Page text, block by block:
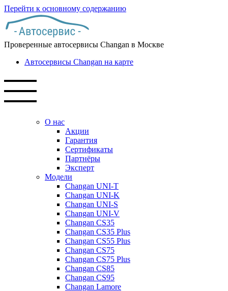
Перейти к основному содержанию
Проверенные автосервисы Changan в Москве
Автосервисы Changan на карте
О нас
Акции
Гарантия
Сертификаты
Партнёры
Эксперт
Модели
Changan UNI-T
Changan UNI-K
Changan UNI-S
Changan UNI-V
Changan CS35
Changan CS35 Plus
Changan CS55 Plus
Changan CS75
Changan CS75 Plus
Changan CS85
Changan CS95
Changan Lamore